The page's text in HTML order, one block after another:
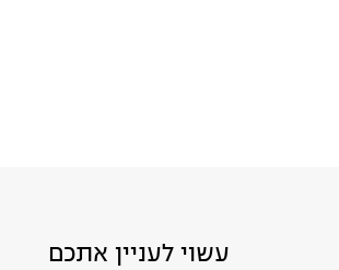
עשוי לעניין אתכם